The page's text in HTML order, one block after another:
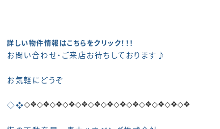
詳しい物件情報はこちらをクリック！！！
お問い合わせ・ご来店お待ちしております♪
お気軽にどうぞ
◇❖◇❖◇❖◇❖◇❖◇❖◇❖◇❖◇❖◇❖◇❖◇❖◇❖◇❖